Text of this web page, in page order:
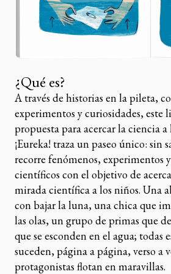
¿Qué es?
A través de historias en la pileta,
experimentos y curiosidades, este
propuesta para acercar la ciencia a
¡Eureka! traza un paseo único: sin
recorre fenómenos, experimentos
científicos con el objetivo de
mirada científica a los niños. Una
con bajar la luna, una chica que
las olas, un grupo de primas que
que se esconden en el agua; todas
suceden, página a página, verso a
protagonistas flotan en maravillas.